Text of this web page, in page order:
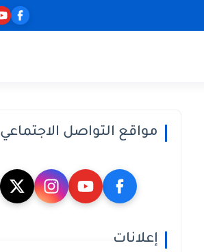
مواقع التواصل الاجتماعي
إعلانات